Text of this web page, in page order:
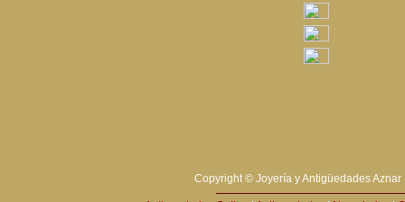
Copyright © Joyería y Antigüedades